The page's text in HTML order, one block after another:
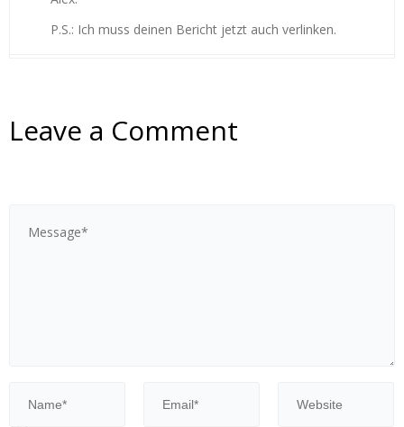
P.S.: Ich muss deinen Bericht jetzt auch verlinken.
Leave a Comment